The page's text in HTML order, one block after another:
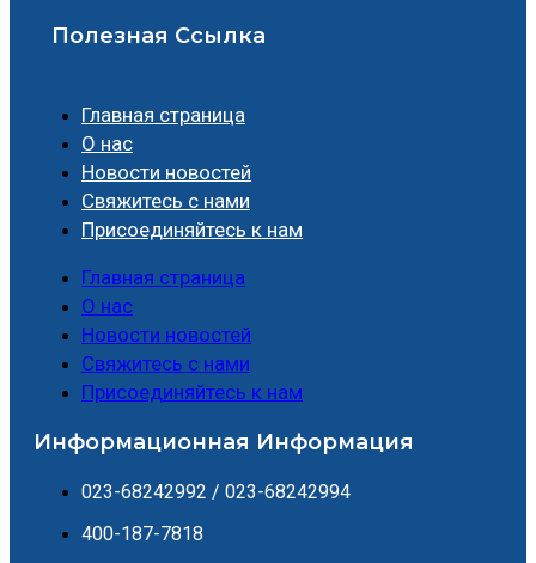
Полезная Ссылка
Главная страница
О нас
Новости новостей
Свяжитесь с нами
Присоединяйтесь к нам
Главная страница
О нас
Новости новостей
Свяжитесь с нами
Присоединяйтесь к нам
Информационная Информация
023-68242992 / 023-68242994
400-187-7818